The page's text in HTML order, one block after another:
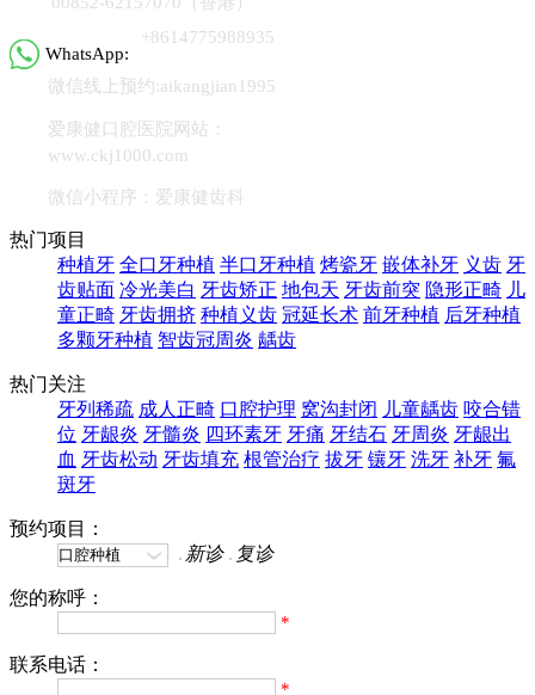
WhatsApp:
+8614775988935
微信线上预约:aikangjian1995
爱康健口腔医院网站：
www.ckj1000.com
微信小程序：爱康健齿科
热门项目
种植牙 全口牙种植 半口牙种植 烤瓷牙 嵌体补牙 义齿 牙
齿贴面 冷光美白 牙齿矫正 地包天 牙齿前突 隐形正畸 儿
童正畸 牙齿拥挤 种植义齿 冠延长术 前牙种植 后牙种植
多颗牙种植 智齿冠周炎 龋齿
热门关注
牙列稀疏 成人正畸 口腔护理 窝沟封闭 儿童龋齿 咬合错
位 牙龈炎 牙髓炎 四环素牙 牙痛 牙结石 牙周炎 牙龈出
血 牙齿松动 牙齿填充 根管治疗 拔牙 镶牙 洗牙 补牙 氟
斑牙
预约项目：
新诊
复诊
您的称呼：
*
联系电话：
*